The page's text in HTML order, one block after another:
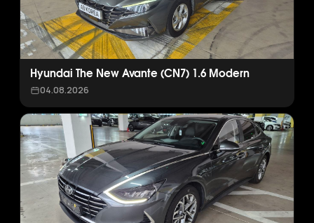
Hyundai The New Avante (CN7) 1.6 Modern
04.08.2026